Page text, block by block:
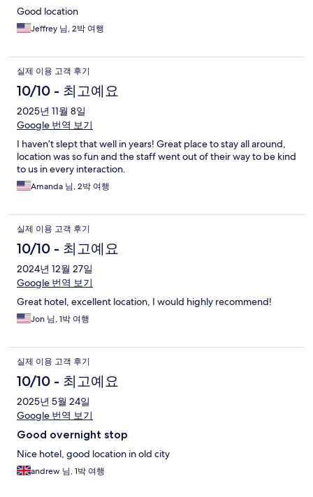
Good location
Jeffrey 님, 2박 여행
실제 이용 고객 후기
10/10 - 최고예요
2025년 11월 8일
Google 번역 보기
I haven’t slept that well in years! Great place to stay all around,
location was so fun and the staff went out of their way to be kind
to us in every interaction.
Amanda 님, 2박 여행
실제 이용 고객 후기
10/10 - 최고예요
2024년 12월 27일
Google 번역 보기
Great hotel, excellent location, I would highly recommend!
Jon 님, 1박 여행
실제 이용 고객 후기
10/10 - 최고예요
2025년 5월 24일
Google 번역 보기
Good overnight stop
Nice hotel, good location in old city
andrew 님, 1박 여행